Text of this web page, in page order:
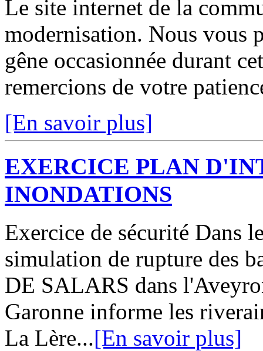
Le site internet de la
modernisation. Nous vous
gêne occasionnée durant
remercions de votre
[En savoir plus]
EXERCICE PLAN
INONDATIONS
Exercice de sécurité Dans
simulation de rupture des
DE SALARS dans
Garonne informe les
La Lère...[En savoir plus]